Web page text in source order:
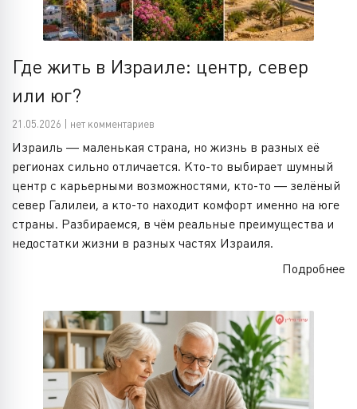
Где жить в Израиле: центр, север
или юг?
21.05.2026 | нет комментариев
Израиль — маленькая страна, но жизнь в разных её
регионах сильно отличается. Кто-то выбирает шумный
центр с карьерными возможностями, кто-то — зелёный
север Галилеи, а кто-то находит комфорт именно на юге
страны. Разбираемся, в чём реальные преимущества и
недостатки жизни в разных частях Израиля.
Подробнее